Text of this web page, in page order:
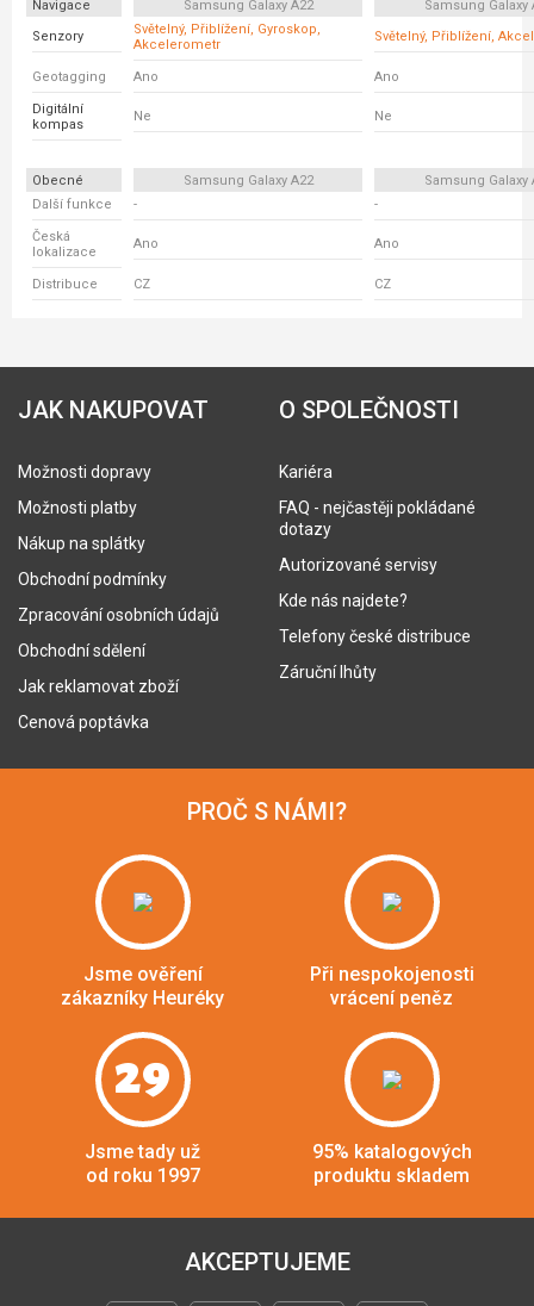
Navigace Samsung Galaxy A22
Samsung Galaxy
Senzory
Světelný, Přiblížení, Gyroskop,
Akcelerometr
Světelný, Přiblížení,
Geotagging Ano Ano
Digitální
kompas
Ne Ne
Obecné Samsung Galaxy A22
Samsung Galaxy
Další funkce
- -
Česká
lokalizace
Ano Ano
Distribuce CZ CZ
JAK NAKUPOVAT
Možnosti dopravy
Možnosti platby
Nákup na splátky
Obchodní podmínky
Zpracování osobních údajů
Obchodní sdělení
Jak reklamovat zboží
Cenová poptávka
O SPOLEČNOSTI
Kariéra
FAQ - nejčastěji pokládané
dotazy
Autorizované servisy
Kde nás najdete?
Telefony české distribuce
Záruční lhůty
PROČ S NÁMI?
Jsme ověření
zákazníky Heuréky
Při nespokojenosti
vrácení peněz
29
Jsme tady už
od roku 1997
95% katalogových
produktu skladem
AKCEPTUJEME